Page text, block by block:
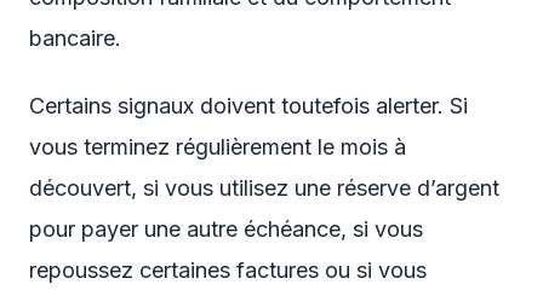
bancaire.
Certains signaux doivent toutefois alerter. Si
vous terminez régulièrement le mois à
découvert, si vous utilisez une réserve d’argent
pour payer une autre échéance, si vous
repoussez certaines factures ou si vous